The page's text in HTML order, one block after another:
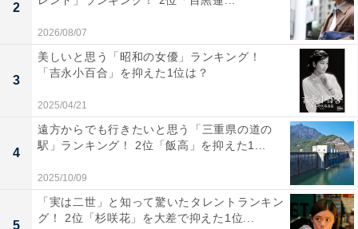
安室さんの人気は社会現象をも巻き起こしました。40歳
の誕生日を迎えた2017年に芸能界引退を電撃発表し、
2018年に引退したことでも話題を集めました。
回答者からは、「歌唱力のある歌手は他にもいるけど、
ここまで人を惹きつけられる人は今後現れないのではと
思う」「歌って踊れて華がある。唯一無二の歌姫だと思
います」「去り際もすごく潔くてかっこよくて引退した
後に大好きになった」などのコメントが寄せられまし
た。
2
2026/08/07
3
美しいと思う「昭和の女優」ランキング！
「吉永小百合」を抑えた1位は？
2025/04/21
4
遠方からでも行きたいと思う「三重県の道の
駅」ランキング！ 2位「飯高」を抑えた1...
2025/10/09
5
「実は二世」と知って驚いたタレントランキン
グ！ 2位「杉咲花」を大差で抑えた1位...